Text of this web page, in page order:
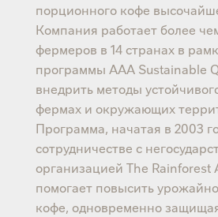
порционного кофе
Компания работает более
фермеров в 14 странах в
программы AAA Sustainable
внедрить методы
фермах и окружающих
Программа, начатая в 2003
сотрудничестве с
организацией The Rainforest
помогает повысить
кофе, одновременно